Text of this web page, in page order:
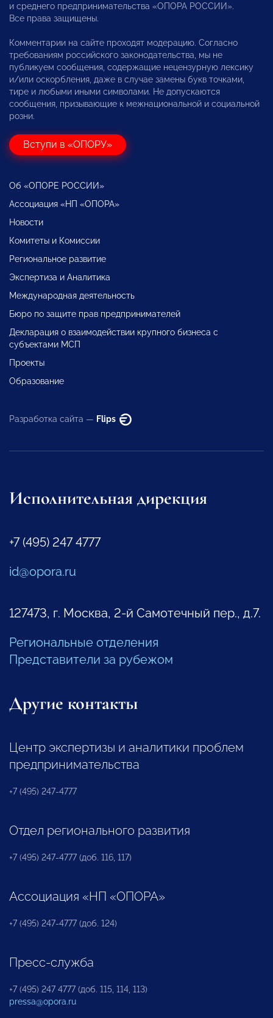
и среднего предпринимательства «ОПОРА РОССИИ».
Все права защищены.
Комментарии на сайте проходят модерацию. Согласно
требованиям российского законодательства, мы не
публикуем сообщения, содержащие нецензурную лексику
и/или оскорбления, даже в случае замены букв точками,
тире и любыми иными символами. Не допускаются
сообщения, призывающие к межнациональной и социальной
розни.
Вступи в «ОПОРУ»
Об «ОПОРЕ РОССИИ»
Ассоциация «НП «ОПОРА»
Новости
Комитеты и Комиссии
Региональное развитие
Экспертиза и Аналитика
Международная деятельность
Бюро по защите прав предпринимателей
Декларация о взаимодействии крупного бизнеса с
субъектами МСП
Проекты
Образование
Разработка сайта — Flips
Исполнительная дирекция
+7 (495) 247 4777
id@opora.ru
127473, г. Москва, 2-й Самотечный пер., д.7.
Региональные отделения
Представители за рубежом
Другие контакты
Центр экспертизы и аналитики проблем
предпринимательства
+7 (495) 247-4777
Отдел регионального развития
+7 (495) 247-4777 (доб. 116, 117)
Ассоциация «НП «ОПОРА»
+7 (495) 247-4777 (доб. 124)
Пресс-служба
+7 (495) 247 4777 (доб. 115, 114, 113)
pressa@opora.ru